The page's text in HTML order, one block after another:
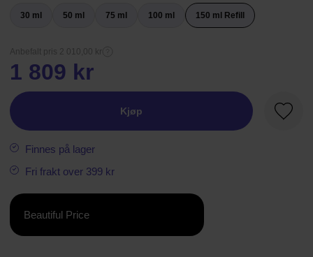
30 ml 50 ml 75 ml 100 ml 150 ml Refill
Anbefalt pris 2 010,00 kr
1 809 kr
Kjøp
Finnes på lager
Fri frakt over 399 kr
Beautiful Price